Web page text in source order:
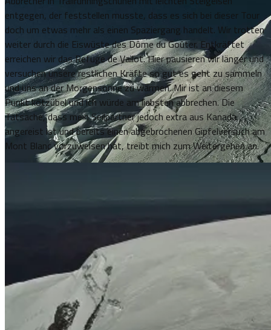
entgegen, der feststellen musste, dass es sich bei dieser Tour
doch um etwas mehr als einen Spaziergang handelt. Wir trotten
weiter durch die Eiswüste des Dôme du Goûter. Entkräftet
erreichen wir das Refuge de Vallot. Hier pausieren wir länger und
versuchen unsere restlichen Kräfte so gut es geht zu sammeln
und uns an der Morgensonne zu wärmen. Mir ist an diesem
Punkt kotzübel und ich würde am liebsten abbrechen. Die
Tatsache, dass mein Seilpartner jedoch extra aus Kanada
angereist ist und bereits einen abgebrochenen Gipfelversuch am
Mont Blanc vorzuweisen hat, treibt mich zum Weitergehen an.